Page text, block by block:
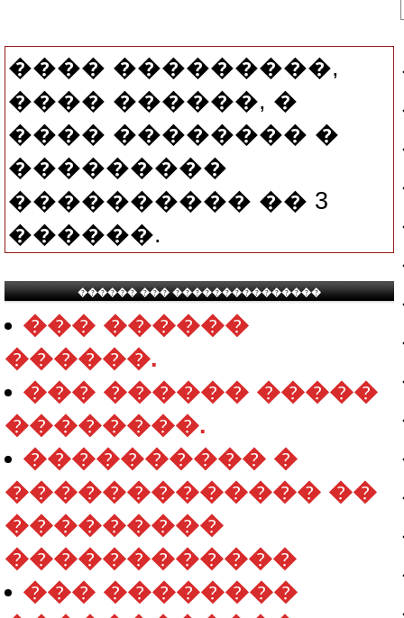
���� ���������,
���� ������, �
���� �������� �
���������
���������� �� 3
������.
������ ��� ���������������
��� ������
������.
��� ������ �����
��������.
���������� �
������������� ��
���������
������������
��� ��������